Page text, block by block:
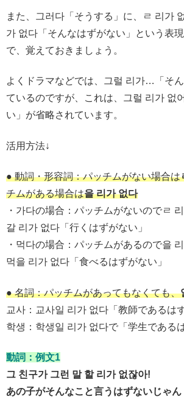
また、그러다「そうする」に、ㄹ 리가
가 없다「そんなはずがない」という表
で、覚えておきましょう。
よくドラマなどでは、그럴 리가…「そ
ているのですが、これは、그럴 리가 없
い」が省略されています。
活用方法↓
● 動詞・形容詞：パッチムがない場合は
チムがある場合は을 리가 없다
・가다の場合：パッチムがないのでㄹ
갈 리가 없다「行くはずがない」
・먹다の場合：パッチムがあるので을
먹을 리가 없다「食べるはずがない」
● 名詞：パッチムがあってもなくても、
교사：교사일 리가 없다「教師であるは
학생：학생일 리가 없다で「学生である
動詞：例文1
그 친구가 그런 말 할 리가 없잖아!
あの子がそんなこと言うはずないじゃん